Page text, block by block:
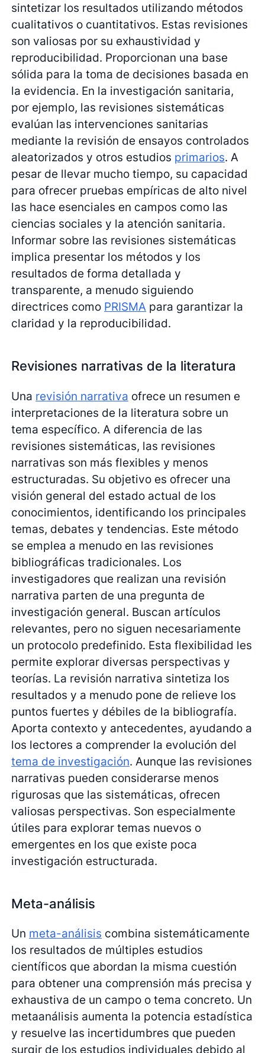
sintetizar los resultados utilizando métodos
cualitativos o cuantitativos. Estas revisiones
son valiosas por su exhaustividad y
reproducibilidad. Proporcionan una base
sólida para la toma de decisiones basada en
la evidencia. En la investigación sanitaria,
por ejemplo, las revisiones sistemáticas
evalúan las intervenciones sanitarias
mediante la revisión de ensayos controlados
aleatorizados y otros estudios primarios. A
pesar de llevar mucho tiempo, su capacidad
para ofrecer pruebas empíricas de alto nivel
las hace esenciales en campos como las
ciencias sociales y la atención sanitaria.
Informar sobre las revisiones sistemáticas
implica presentar los métodos y los
resultados de forma detallada y
transparente, a menudo siguiendo
directrices como PRISMA para garantizar la
claridad y la reproducibilidad.
Revisiones narrativas de la literatura
Una revisión narrativa ofrece un resumen e
interpretaciones de la literatura sobre un
tema específico. A diferencia de las
revisiones sistemáticas, las revisiones
narrativas son más flexibles y menos
estructuradas. Su objetivo es ofrecer una
visión general del estado actual de los
conocimientos, identificando los principales
temas, debates y tendencias. Este método
se emplea a menudo en las revisiones
bibliográficas tradicionales. Los
investigadores que realizan una revisión
narrativa parten de una pregunta de
investigación general. Buscan artículos
relevantes, pero no siguen necesariamente
un protocolo predefinido. Esta flexibilidad les
permite explorar diversas perspectivas y
teorías. La revisión narrativa sintetiza los
resultados y a menudo pone de relieve los
puntos fuertes y débiles de la bibliografía.
Aporta contexto y antecedentes, ayudando a
los lectores a comprender la evolución del
tema de investigación. Aunque las revisiones
narrativas pueden considerarse menos
rigurosas que las sistemáticas, ofrecen
valiosas perspectivas. Son especialmente
útiles para explorar temas nuevos o
emergentes en los que existe poca
investigación estructurada.
Meta-análisis
Un meta-análisis combina sistemáticamente
los resultados de múltiples estudios
científicos que abordan la misma cuestión
para obtener una comprensión más precisa y
exhaustiva de un campo o tema concreto. Un
metaanálisis aumenta la potencia estadística
y resuelve las incertidumbres que pueden
surgir de los estudios individuales debido al